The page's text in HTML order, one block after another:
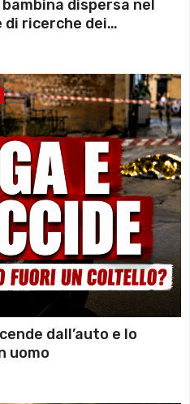
dispersa nel
di ricerche dei
dall’auto e lo
uomo